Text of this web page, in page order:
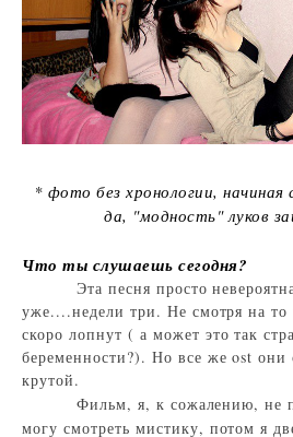
* фото без хронологии,
да, "модность" луков
Что ты слушаешь сегодня?
Эта песня просто
уже....недели три. Не смотря на
скоро лопнут ( а может это так
беременности?). Но все же ost они
крутой.
Фильм, я, к сожалению, не
могу смотреть мистику, потом я